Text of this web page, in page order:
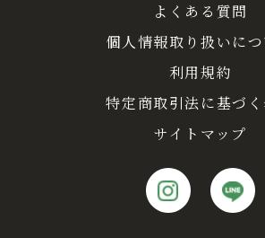
よくある質問
個人情報取り扱いにつ
利用規約
特定商取引法に基づ
サイトマップ